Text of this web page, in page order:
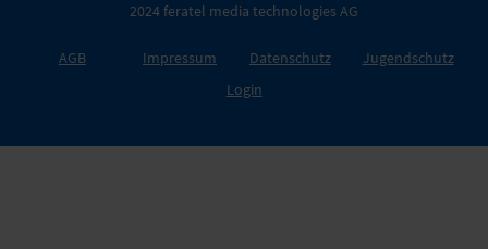
2024 feratel media technologies AG
AGB Impressum Datenschutz
Jugendschutz
Login